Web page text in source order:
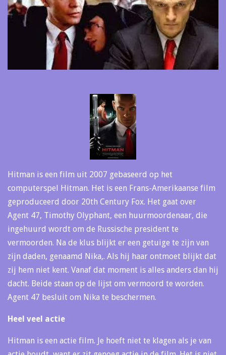
Hitman is een film uit 2007 gebaseerd op het
computerspel Hitman. Het is een Frans-Amerikaanse film
geproduceerd door 20th Century Fox. Het gaat over
Agent 47, Timothy Olyphant, een huurmoordenaar, die
ingehuurd wordt om de Russische president te
vermoorden. Na de klus blijkt er een getuige te zijn van
zijn daden, genaamd Nika,. Als hij haar ontmoet blijkt dat
zij hem niet kent. Vanaf dat moment is alles anders dan hij
dacht. Beide staan op de lijst om vermoord te worden.
Agent 47 besluit om Nika te beschermen.
Heel veel actie
Hitman is een actie film. Je hoeft niet te klagen als je van